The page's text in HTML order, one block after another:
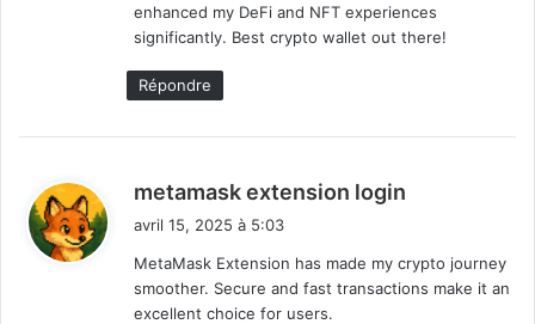
:
enhanced my DeFi and NFT experiences
significantly. Best crypto wallet out there!
Répondre
metamask extension login
:
avril 15, 2025 à 5:03
MetaMask Extension has made my crypto journey
smoother. Secure and fast transactions make it an
excellent choice for users.